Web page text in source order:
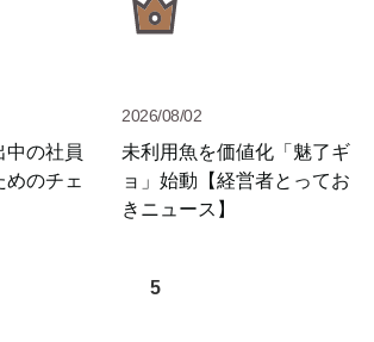
中の社員
めのチェ
2026/08/02
未利用魚を価値化「魅了ギ
ョ」始動【経営者とってお
きニュース】
5